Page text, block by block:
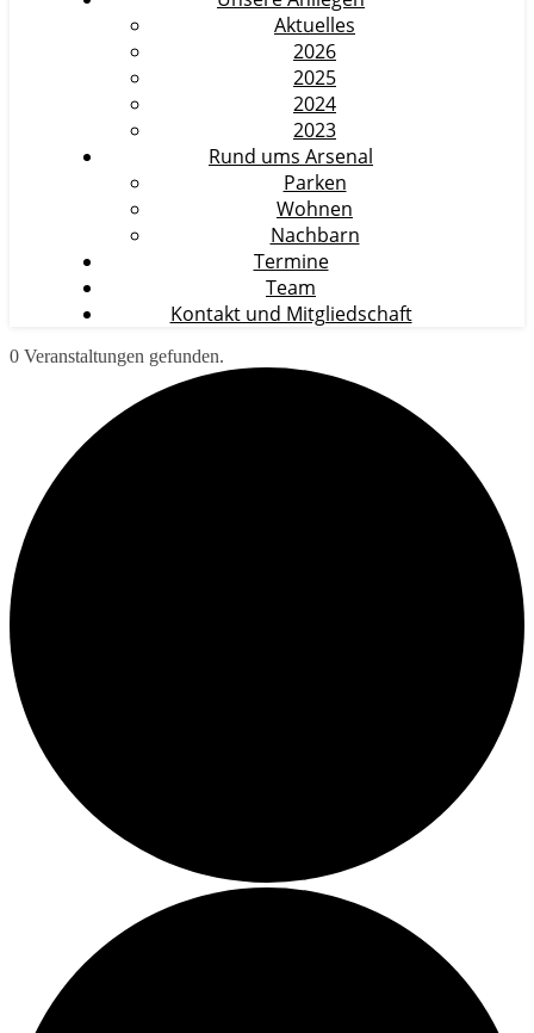
Aktuelles
2026
2025
2024
2023
Rund ums Arsenal
Parken
Wohnen
Nachbarn
Termine
Team
Kontakt und Mitgliedschaft
0 Veranstaltungen gefunden.